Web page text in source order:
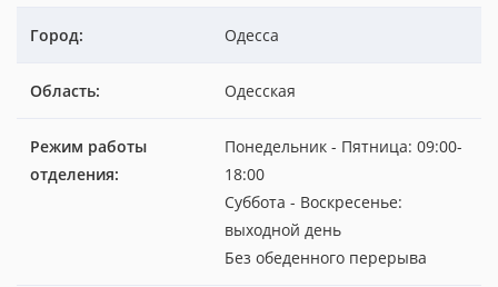
Город: Одесса
Область: Одесская
Режим работы
отделения:
Понедельник - Пятница: 09:00-
18:00
Суббота - Воскресенье:
выходной день
Без обеденного перерыва